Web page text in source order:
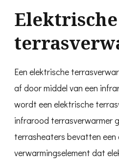
Elektrische
Een elektrische
af door middel van een
wordt een elektrische
infrarood terrasverwarmer
terrasheaters bevatten een
verwarmingselement dat